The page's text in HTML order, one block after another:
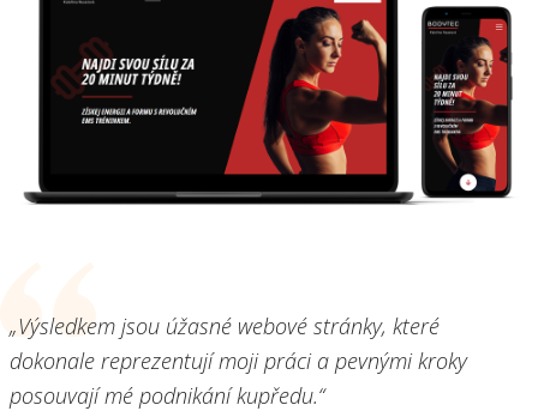
„Výsledkem jsou úžasné webové stránky, které
dokonale reprezentují moji práci a pevnými kroky
posouvají mé podnikání kupředu.“